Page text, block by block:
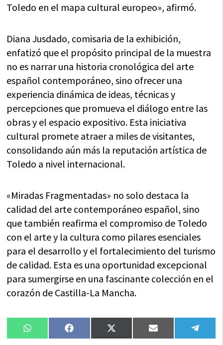
Toledo en el mapa cultural europeo», afirmó.
Diana Jusdado, comisaria de la exhibición,
enfatizó que el propósito principal de la muestra
no es narrar una historia cronológica del arte
español contemporáneo, sino ofrecer una
experiencia dinámica de ideas, técnicas y
percepciones que promueva el diálogo entre las
obras y el espacio expositivo. Esta iniciativa
cultural promete atraer a miles de visitantes,
consolidando aún más la reputación artística de
Toledo a nivel internacional.
«Miradas Fragmentadas» no solo destaca la
calidad del arte contemporáneo español, sino
que también reafirma el compromiso de Toledo
con el arte y la cultura como pilares esenciales
para el desarrollo y el fortalecimiento del turismo
de calidad. Esta es una oportunidad excepcional
para sumergirse en una fascinante colección en el
corazón de Castilla-La Mancha.
Compartir
en
WhatsAppCompartir
en
FacebookCompartir
en
X
(Twitter)
Compartir
en
Email
en